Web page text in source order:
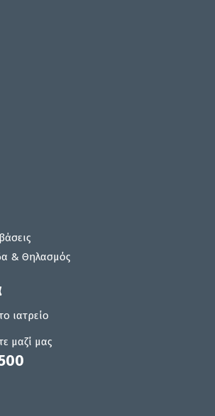
& Θηλασμός
ιατρείο
μαζί μας